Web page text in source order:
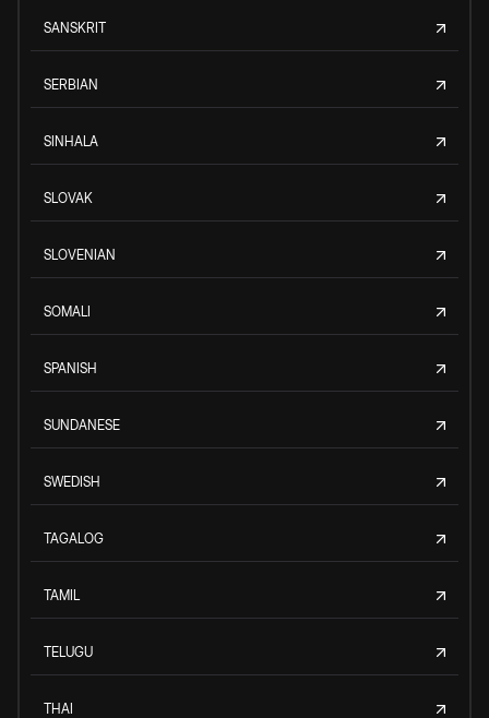
SANSKRIT
SERBIAN
SINHALA
SLOVAK
SLOVENIAN
SOMALI
SPANISH
SUNDANESE
SWEDISH
TAGALOG
TAMIL
TELUGU
THAI